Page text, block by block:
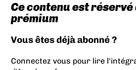
Ce contenu est réservé
prémium
Vous êtes déjà abonné ?
Connectez vous pour lire